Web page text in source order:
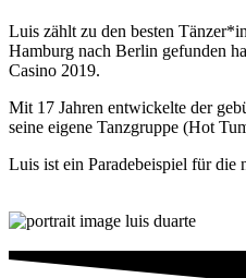
Luis zählt zu den besten
Hamburg nach Berlin gefunden
Casino 2019.
Mit 17 Jahren entwickelte der
seine eigene Tanzgruppe (Hot
Luis ist ein Paradebeispiel für die